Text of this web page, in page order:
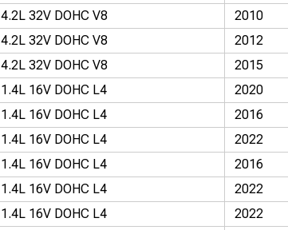
4.2L 32V DOHC V8 2010
4.2L 32V DOHC V8 2012
4.2L 32V DOHC V8 2015
1.4L 16V DOHC L4 2020
1.4L 16V DOHC L4 2016
1.4L 16V DOHC L4 2022
1.4L 16V DOHC L4 2016
1.4L 16V DOHC L4 2022
1.4L 16V DOHC L4 2022